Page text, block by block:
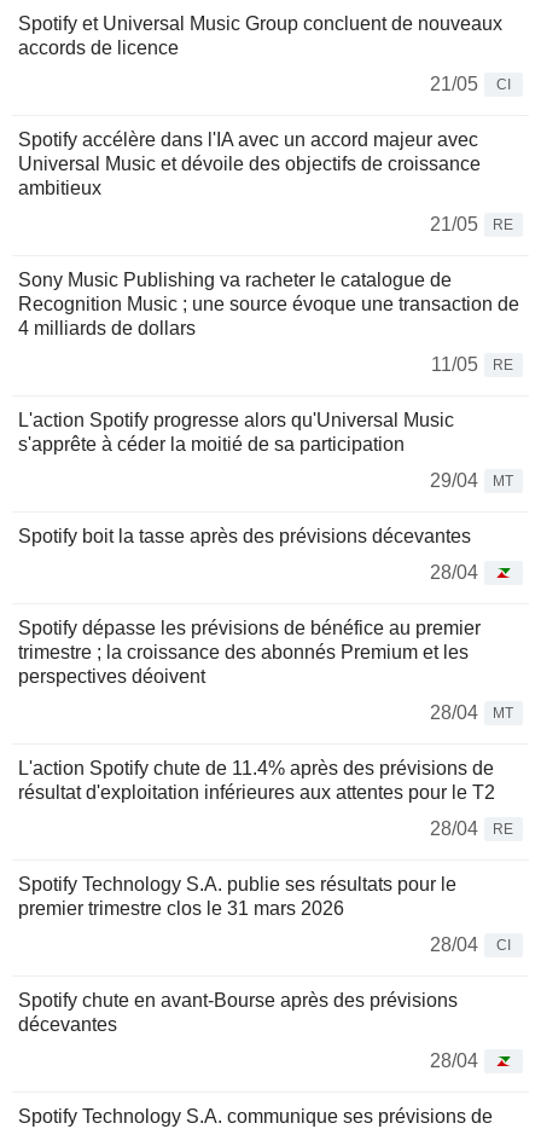
Spotify et Universal Music Group concluent de nouveaux
accords de licence
21/05
CI
Spotify accélère dans l'IA avec un accord majeur avec
Universal Music et dévoile des objectifs de croissance
ambitieux
21/05
RE
Sony Music Publishing va racheter le catalogue de
Recognition Music ; une source évoque une transaction de
4 milliards de dollars
11/05
RE
L'action Spotify progresse alors qu'Universal Music
s'apprête à céder la moitié de sa participation
29/04
MT
Spotify boit la tasse après des prévisions décevantes
28/04
Spotify dépasse les prévisions de bénéfice au premier
trimestre ; la croissance des abonnés Premium et les
perspectives déoivent
28/04
MT
L'action Spotify chute de 11.4% après des prévisions de
résultat d'exploitation inférieures aux attentes pour le T2
28/04
RE
Spotify Technology S.A. publie ses résultats pour le
premier trimestre clos le 31 mars 2026
28/04
CI
Spotify chute en avant-Bourse après des prévisions
décevantes
28/04
Spotify Technology S.A. communique ses prévisions de